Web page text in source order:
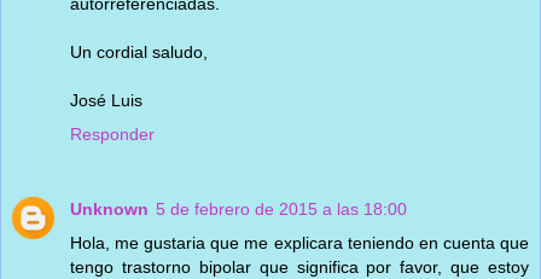
autorreferenciadas.
Un cordial saludo,
José Luis
Responder
Unknown 5 de febrero de 2015 a las 18:00
Hola, me gustaria que me explicara teniendo en cuenta que
tengo trastorno bipolar que significa por favor, que estoy